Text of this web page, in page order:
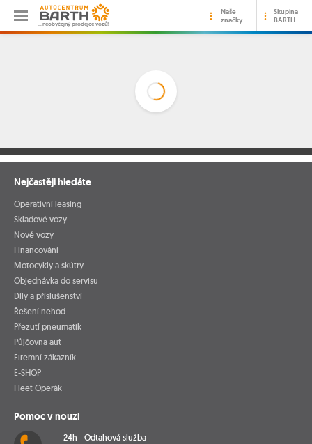
…neobyčejný prodejce vozů!
Naše
značky
Skupina
BARTH
Nejčastěji hledáte
Operativní leasing
Skladové vozy
Nové vozy
Financování
Motocykly a skútry
Objednávka do servisu
Díly a příslušenství
Řešení nehod
Přezutí pneumatik
Půjčovna aut
Firemní zákazník
E-SHOP
Fleet Operák
Pomoc v nouzi
24h - Odtahová služba